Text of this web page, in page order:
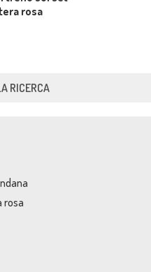
rosa
RICERCA
rosa